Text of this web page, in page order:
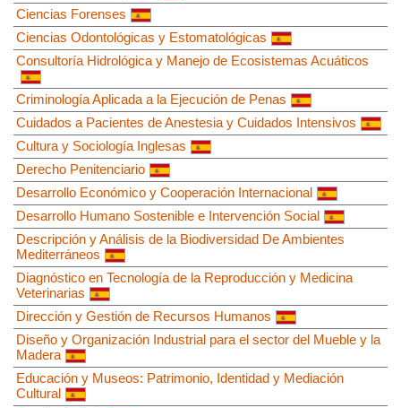
Ciencias Forenses
Ciencias Odontológicas y Estomatológicas
Consultoría Hidrológica y Manejo de Ecosistemas Acuáticos
Criminología Aplicada a la Ejecución de Penas
Cuidados a Pacientes de Anestesia y Cuidados Intensivos
Cultura y Sociología Inglesas
Derecho Penitenciario
Desarrollo Económico y Cooperación Internacional
Desarrollo Humano Sostenible e Intervención Social
Descripción y Análisis de la Biodiversidad De Ambientes
Mediterráneos
Diagnóstico en Tecnología de la Reproducción y Medicina
Veterinarias
Dirección y Gestión de Recursos Humanos
Diseño y Organización Industrial para el sector del Mueble y la
Madera
Educación y Museos: Patrimonio, Identidad y Mediación
Cultural